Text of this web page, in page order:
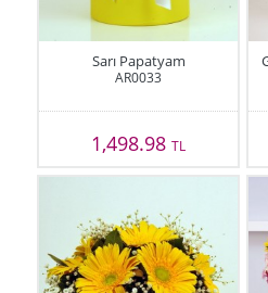
Sarı Papatyam
AR0033
1,498.98TL